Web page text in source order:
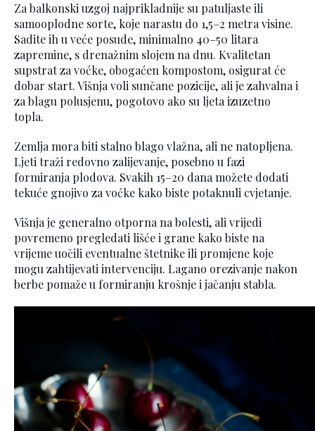
Za balkonski uzgoj najprikladnije su patuljaste ili
samooplodne sorte, koje narastu do 1,5–2 metra visine.
Sadite ih u veće posude, minimalno 40–50 litara
zapremine, s drenažnim slojem na dnu. Kvalitetan
supstrat za voćke, obogaćen kompostom, osigurat će
dobar start. Višnja voli sunčane pozicije, ali je zahvalna i
za blagu polusjenu, pogotovo ako su ljeta izuzetno
topla.
Zemlja mora biti stalno blago vlažna, ali ne natopljena.
Ljeti traži redovno zalijevanje, posebno u fazi
formiranja plodova. Svakih 15–20 dana možete dodati
tekuće gnojivo za voćke kako biste potaknuli cvjetanje.
Višnja je generalno otporna na bolesti, ali vrijedi
povremeno pregledati lišće i grane kako biste na
vrijeme uočili eventualne štetnike ili promjene koje
mogu zahtijevati intervenciju. Lagano orezivanje nakon
berbe pomaže u formiranju krošnje i jačanju stabla.